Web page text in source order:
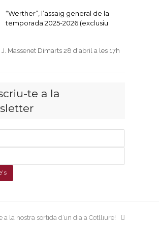
“Werther”, l’assaig general de la
temporada 2025-2026 (exclusiu
Massenet Dimarts 28 d'abril a les 17h
te a la
a la nostra sortida d’un dia a Cotlliure!